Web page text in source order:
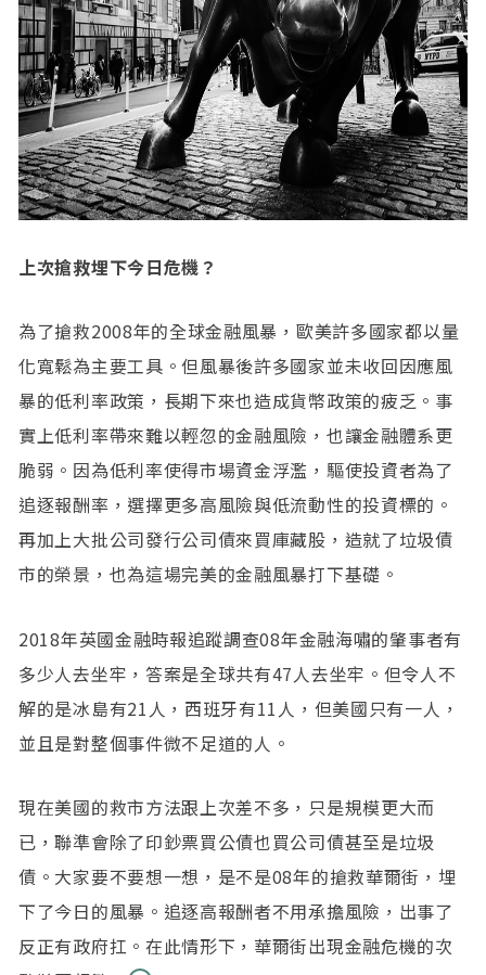
上次搶救埋下今日危機？
為了搶救2008年的全球金融風暴，歐美許多國家都以量
化寬鬆為主要工具。但風暴後許多國家並未收回因應風
暴的低利率政策，長期下來也造成貨幣政策的疲乏。事
實上低利率帶來難以輕忽的金融風險，也讓金融體系更
脆弱。因為低利率使得市場資金浮濫，驅使投資者為了
追逐報酬率，選擇更多高風險與低流動性的投資標的。
再加上大批公司發行公司債來買庫藏股，造就了垃圾債
市的榮景，也為這場完美的金融風暴打下基礎。
2018年英國金融時報追蹤調查08年金融海嘯的肇事者有
多少人去坐牢，答案是全球共有47人去坐牢。但令人不
解的是冰島有21人，西班牙有11人，但美國只有一人，
並且是對整個事件微不足道的人。
現在美國的救市方法跟上次差不多，只是規模更大而
已，聯準會除了印鈔票買公債也買公司債甚至是垃圾
債。大家要不要想一想，是不是08年的搶救華爾街，埋
下了今日的風暴。追逐高報酬者不用承擔風險，出事了
反正有政府扛。在此情形下，華爾街出現金融危機的次